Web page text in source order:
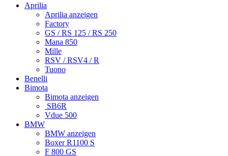
Aprilia
Aprilia anzeigen
Factory
GS / RS 125 / RS 250
Mana 850
Mille
RSV / RSV4 / R
Tuono
Benelli
Bimota
Bimota anzeigen
SB6R
Vdue 500
BMW
BMW anzeigen
Boxer R1100 S
F 800 GS